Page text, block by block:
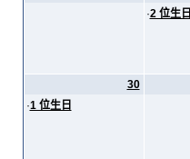
·2 位生日
30
·1 位生日